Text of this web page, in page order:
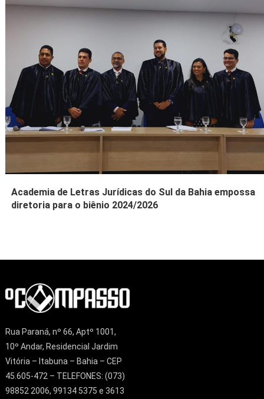
Academia de Letras Jurídicas do Sul da Bahia empossa
diretoria para o biênio 2024/2026
Rua Paraná, nº 66, Aptº 1001,
10º Andar, Residencial Jardim
Vitória – Itabuna – Bahia – CEP
45.605-472 – TELEFONES: (073)
98852 2006, 99134 5375 e 3613